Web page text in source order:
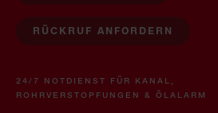
RÜCKRUF ANFORDERN
24/7 NOTDIENST FÜR KANAL,
ROHRVERSTOPFUNGEN & ÖLALARM